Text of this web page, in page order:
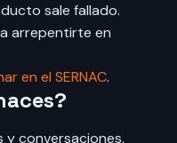
sale fallado.
arrepentirte en
en el SERNAC.
conversaciones.